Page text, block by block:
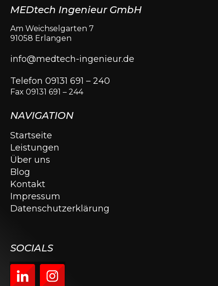
MEDtech Ingenieur GmbH
Am Weichselgarten 7
91058 Erlangen
info@medtech-ingenieur.de
Telefon 09131 691 – 240
Fax 09131 691 – 244
NAVIGATION
Startseite
Leistungen
Über uns
Blog
Kontakt
Impressum
Datenschutzerklärung
SOCIALS